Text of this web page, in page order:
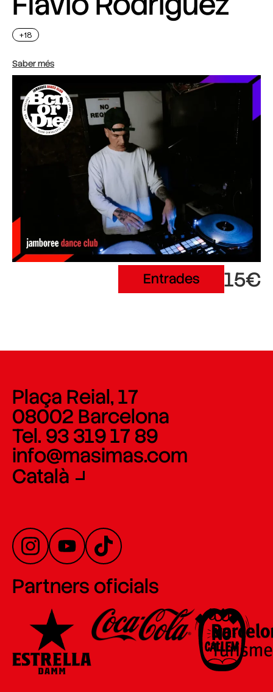
+18
Saber més
Entrades 15€
Plaça Reial, 17
08002 Barcelona
Tel. 93 319 17 89
info@masimas.com
Català
Partners oficials